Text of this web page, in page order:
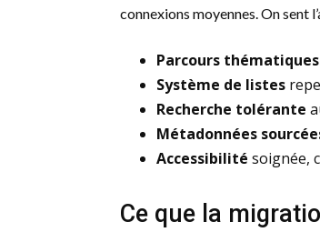
connexions moyennes. On sent
Parcours thématiques
Système de listes
Recherche tolérante
Métadonnées
Accessibilité soignée,
Ce que la